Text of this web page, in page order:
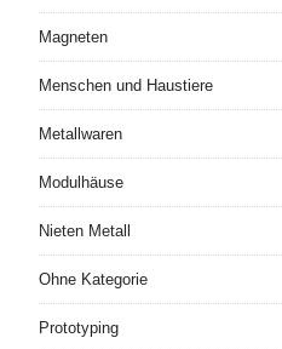
Magneten
Menschen und Haustiere
Metallwaren
Modulhäuse
Nieten Metall
Ohne Kategorie
Prototyping